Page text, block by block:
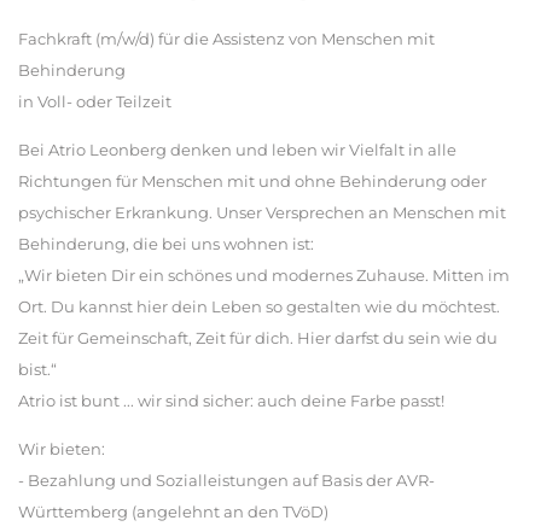
Fachkraft (m/w/d) für die Assistenz von Menschen mit
Behinderung
in Voll- oder Teilzeit
Bei Atrio Leonberg denken und leben wir Vielfalt in alle
Richtungen für Menschen mit und ohne Behinderung oder
psychischer Erkrankung. Unser Versprechen an Menschen mit
Behinderung, die bei uns wohnen ist:
„Wir bieten Dir ein schönes und modernes Zuhause. Mitten im
Ort. Du kannst hier dein Leben so gestalten wie du möchtest.
Zeit für Gemeinschaft, Zeit für dich. Hier darfst du sein wie du
bist.“
Atrio ist bunt ... wir sind sicher: auch deine Farbe passt!
Wir bieten:
- Bezahlung und Sozialleistungen auf Basis der AVR-
Württemberg (angelehnt an den TVöD)